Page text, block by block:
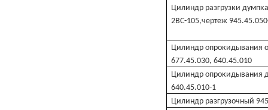
Цилиндр разгрузки
2ВС-105,чертеж
Цилиндр опрокидывания
677.45.030, 640.45.010
Цилиндр опрокидывания
640.45.010-1
Цилиндр разгрузочный